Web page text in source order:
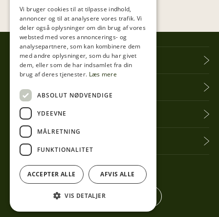
Tibberup Høkeren
Information
Praktisk info
Få seneste nyt
Følg med her
Vi bruger cookies til at tilpasse indhold,
annoncer og til at analysere vores trafik. Vi
deler også oplysninger om din brug af vores
websted med vores annoncerings- og
analysepartnere, som kan kombinere dem
med andre oplysninger, som du har givet
dem, eller som de har indsamlet fra din
brug af deres tjenester. Læs mere
ABSOLUT NØDVENDIGE
YDEEVNE
MÅLRETNING
FUNKTIONALITET
ACCEPTER ALLE AFVIS ALLE
VIS DETALJER